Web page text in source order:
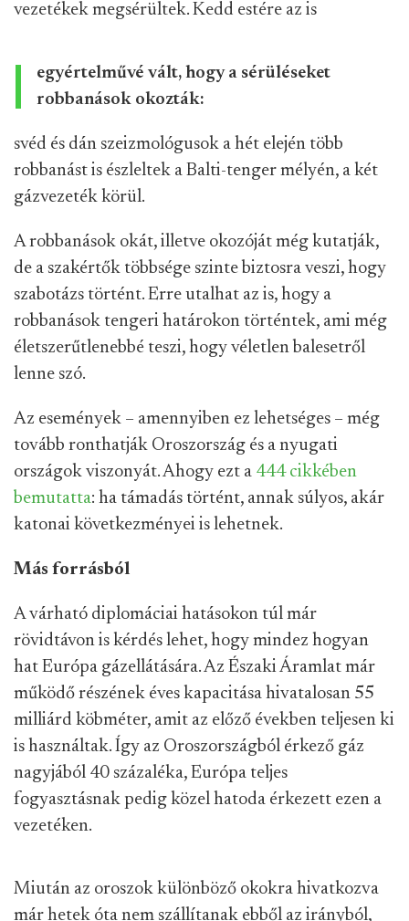
vezetékek megsérültek. Kedd estére az is
egyértelművé vált, hogy a sérüléseket
robbanások okozták:
svéd és dán szeizmológusok a hét elején több
robbanást is észleltek a Balti-tenger mélyén, a két
gázvezeték körül.
A robbanások okát, illetve okozóját még kutatják,
de a szakértők többsége szinte biztosra veszi, hogy
szabotázs történt. Erre utalhat az is, hogy a
robbanások tengeri határokon történtek, ami még
életszerűtlenebbé teszi, hogy véletlen balesetről
lenne szó.
Az események – amennyiben ez lehetséges – még
tovább ronthatják Oroszország és a nyugati
országok viszonyát. Ahogy ezt a 444 cikkében
bemutatta: ha támadás történt, annak súlyos, akár
katonai következményei is lehetnek.
Más forrásból
A várható diplomáciai hatásokon túl már
rövidtávon is kérdés lehet, hogy mindez hogyan
hat Európa gázellátására. Az Északi Áramlat már
működő részének éves kapacitása hivatalosan 55
milliárd köbméter, amit az előző években teljesen ki
is használtak. Így az Oroszországból érkező gáz
nagyjából 40 százaléka, Európa teljes
fogyasztásnak pedig közel hatoda érkezett ezen a
vezetéken.
Miután az oroszok különböző okokra hivatkozva
már hetek óta nem szállítanak ebből az irányból,